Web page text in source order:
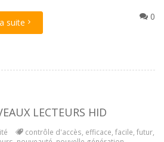
0
suite
LECTEURS HID
contrôle d'accès, efficace, facile, futur,